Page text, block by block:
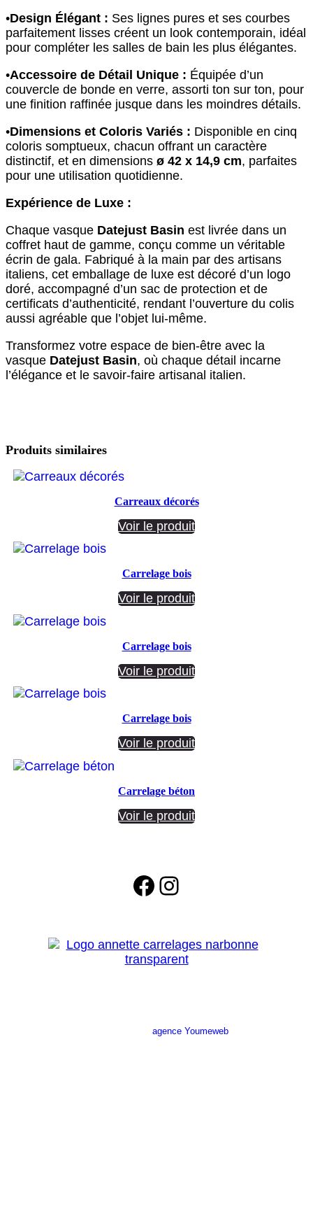
•Design Élégant : Ses lignes pures et ses courbes
parfaitement lisses créent un look contemporain, idéal
pour compléter les salles de bain les plus élégantes.
•Accessoire de Détail Unique : Équipée d’un
couvercle de bonde en verre, assorti ton sur ton, pour
une finition raffinée jusque dans les moindres détails.
•Dimensions et Coloris Variés : Disponible en cinq
coloris somptueux, chacun offrant un caractère
distinctif, et en dimensions ø 42 x 14,9 cm, parfaites
pour une utilisation quotidienne.
Expérience de Luxe :
Chaque vasque Datejust Basin est livrée dans un
coffret haut de gamme, conçu comme un véritable
écrin de gala. Fabriqué à la main par des artisans
italiens, cet emballage de luxe est décoré d’un logo
doré, accompagné d’un sac de protection et de
certificats d’authenticité, rendant l’ouverture du colis
aussi agréable que l’objet lui-même.
Transformez votre espace de bien-être avec la
vasque Datejust Basin, où chaque détail incarne
l’élégance et le savoir-faire artisanal italien.
Produits similaires
Carreaux décorés
Voir le produit
Carrelage bois
Voir le produit
Carrelage bois
Voir le produit
Carrelage bois
Voir le produit
Carrelage béton
Voir le produit
Facebook
Instagram
agence Youmeweb